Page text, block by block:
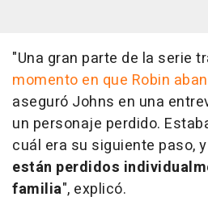
"Una gran parte de la serie
momento en que Robin
aseguró Johns en una
un personaje perdido.
cuál era su siguiente paso,
están perdidos
familia", explicó.